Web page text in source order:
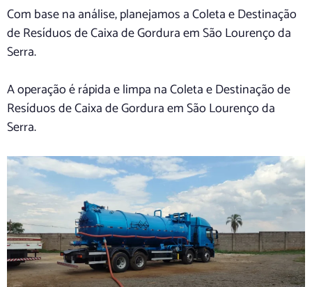
Com base na análise, planejamos a Coleta e Destinação
de Resíduos de Caixa de Gordura em São Lourenço da
Serra.
A operação é rápida e limpa na Coleta e Destinação de
Resíduos de Caixa de Gordura em São Lourenço da
Serra.